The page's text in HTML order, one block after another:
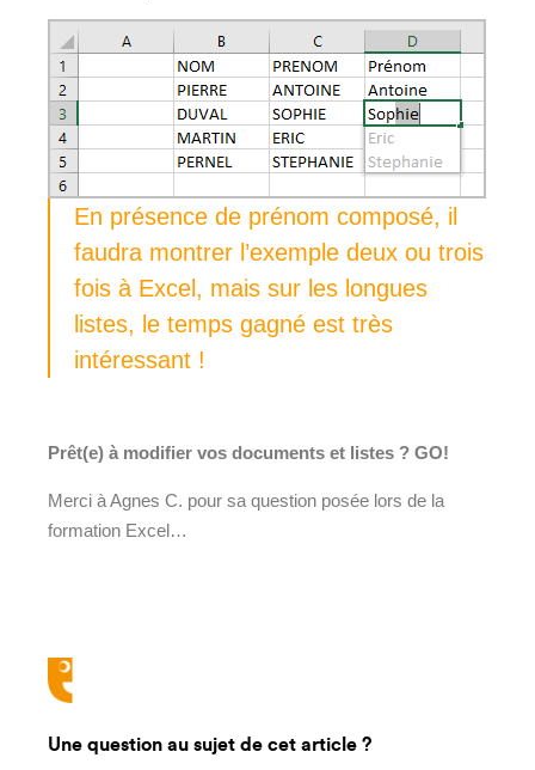
En présence de prénom composé, il
faudra montrer l’exemple deux ou trois
fois à Excel, mais sur les longues
listes, le temps gagné est très
intéressant !
Prêt(e) à modifier vos documents et listes ? GO!
Merci à Agnes C. pour sa question posée lors de la
formation Excel…
Une question au sujet de cet article ?